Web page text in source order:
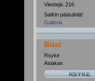
Viestejä: 216
SaiKin pääsählä!
Galleria
Bisci
Rsyke
Asiakas